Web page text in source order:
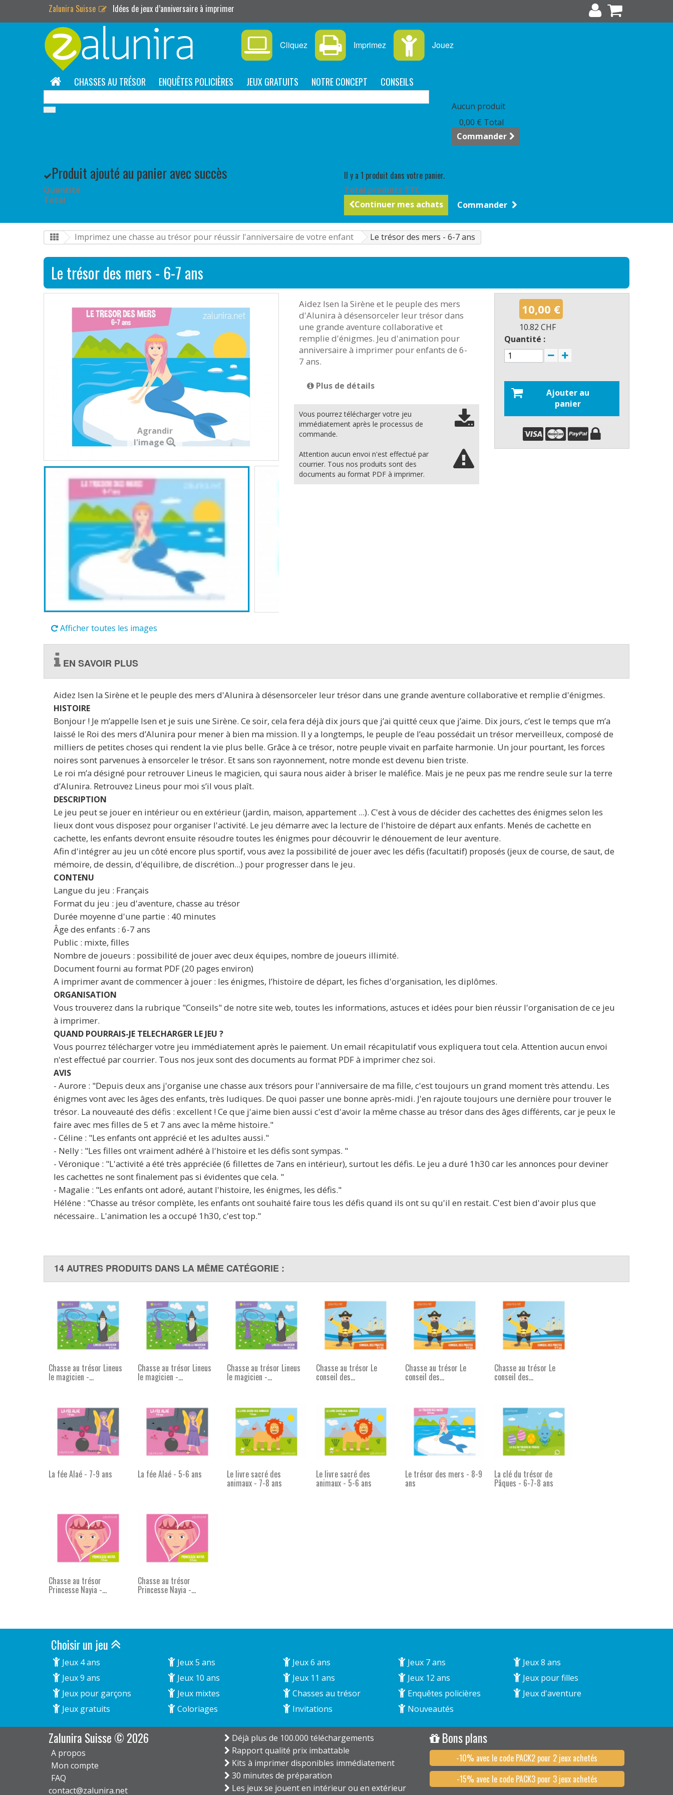
Zalunira Suisse Idées de jeux d’anniversaire à imprimer
Cliquez Imprimez Jouez
CHASSES AU TRÉSOR ENQUÊTES POLICIÈRES JEUX GRATUITS NOTRE CONCEPT CONSEILS
Aucun produit
0,00 € Total
Commander
Produit ajouté au panier avec succès
Quantité
Total
Il y a 1 produit dans votre panier.
Total produits TTC
Continuer mes achats
Commander
Imprimez une chasse au trésor pour réussir l'anniversaire de votre enfant Le trésor des mers - 6-7 ans
Le trésor des mers - 6-7 ans
Agrandir
l'image
Afficher toutes les images
Aidez Isen la Sirène et le peuple des mers
d'Alunira à désensorceler leur trésor dans
une grande aventure collaborative et
remplie d'énigmes. Jeu d'animation pour
anniversaire à imprimer pour enfants de 6-
7 ans.
Plus de détails
Vous pourrez télécharger votre jeu
immédiatement après le processus de
commande.
Attention aucun envoi n'est effectué par
courrier. Tous nos produits sont des
documents au format PDF à imprimer.
10,00 €
10.82 CHF
Quantité :
Ajouter au
panier
EN SAVOIR PLUS
Aidez Isen la Sirène et le peuple des mers d'Alunira à désensorceler leur trésor dans une grande aventure collaborative et remplie d'énigmes.
HISTOIRE
Bonjour ! Je m’appelle Isen et je suis une Sirène. Ce soir, cela fera déjà dix jours que j’ai quitté ceux que j’aime. Dix jours, c’est le temps que m’a
laissé le Roi des mers d’Alunira pour mener à bien ma mission. Il y a longtemps, le peuple de l’eau possédait un trésor merveilleux, composé de
milliers de petites choses qui rendent la vie plus belle. Grâce à ce trésor, notre peuple vivait en parfaite harmonie. Un jour pourtant, les forces
noires sont parvenues à ensorceler le trésor. Et sans son rayonnement, notre monde est devenu bien triste.
Le roi m’a désigné pour retrouver Lineus le magicien, qui saura nous aider à briser le maléfice. Mais je ne peux pas me rendre seule sur la terre
d’Alunira. Retrouvez Lineus pour moi s’il vous plaît.
DESCRIPTION
Le jeu peut se jouer en intérieur ou en extérieur (jardin, maison, appartement ...). C'est à vous de décider des cachettes des énigmes selon les
lieux dont vous disposez pour organiser l'activité. Le jeu démarre avec la lecture de l'histoire de départ aux enfants. Menés de cachette en
cachette, les enfants devront ensuite résoudre toutes les énigmes pour découvrir le dénouement de leur aventure.
Afin d'intégrer au jeu un côté encore plus sportif, vous avez la possibilité de jouer avec les défis (facultatif) proposés (jeux de course, de saut, de
mémoire, de dessin, d'équilibre, de discrétion...) pour progresser dans le jeu.
CONTENU
Langue du jeu : Français
Format du jeu : jeu d'aventure, chasse au trésor
Durée moyenne d'une partie : 40 minutes
Âge des enfants : 6-7 ans
Public : mixte, filles
Nombre de joueurs : possibilité de jouer avec deux équipes, nombre de joueurs illimité.
Document fourni au format PDF (20 pages environ)
A imprimer avant de commencer à jouer : les énigmes, l’histoire de départ, les fiches d'organisation, les diplômes.
ORGANISATION
Vous trouverez dans la rubrique "Conseils" de notre site web, toutes les informations, astuces et idées pour bien réussir l'organisation de ce jeu
à imprimer.
QUAND POURRAIS-JE TELECHARGER LE JEU ?
Vous pourrez télécharger votre jeu immédiatement après le paiement. Un email récapitulatif vous expliquera tout cela. Attention aucun envoi
n'est effectué par courrier. Tous nos jeux sont des documents au format PDF à imprimer chez soi.
AVIS
- Aurore : "Depuis deux ans j'organise une chasse aux trésors pour l'anniversaire de ma fille, c'est toujours un grand moment très attendu. Les
énigmes vont avec les âges des enfants, très ludiques. De quoi passer une bonne après-midi. J'en rajoute toujours une dernière pour trouver le
trésor. La nouveauté des défis : excellent ! Ce que j'aime bien aussi c'est d'avoir la même chasse au trésor dans des âges différents, car je peux le
faire avec mes filles de 5 et 7 ans avec la même histoire."
- Céline : "Les enfants ont apprécié et les adultes aussi."
- Nelly : "Les filles ont vraiment adhéré à l'histoire et les défis sont sympas. "
- Véronique : "L'activité a été très appréciée (6 fillettes de 7ans en intérieur), surtout les défis. Le jeu a duré 1h30 car les annonces pour deviner
les cachettes ne sont finalement pas si évidentes que cela. "
- Magalie : "Les enfants ont adoré, autant l'histoire, les énigmes, les défis."
Héléne : "Chasse au trésor complète, les enfants ont souhaité faire tous les défis quand ils ont su qu'il en restait. C'est bien d'avoir plus que
nécessaire.. L'animation les a occupé 1h30, c'est top."
14 AUTRES PRODUITS DANS LA MÊME CATÉGORIE :
Chasse au trésor Lineus
le magicien -...
Chasse au trésor Lineus
le magicien -...
Chasse au trésor Lineus
le magicien -...
Chasse au trésor Le
conseil des...
Chasse au trésor Le
conseil des...
Chasse au trésor Le
conseil des...
La fée Alaé - 7-9 ans La fée Alaé - 5-6 ans Le livre sacré des
animaux - 7-8 ans
Le livre sacré des
animaux - 5-6 ans
Le trésor des mers - 8-9
ans
La clé du trésor de
Pâques - 6-7-8 ans
Chasse au trésor
Princesse Nayia -...
Chasse au trésor
Princesse Nayia -...
Choisir un jeu
Jeux 4 ans Jeux 5 ans Jeux 6 ans Jeux 7 ans
Jeux 8 ans
Jeux 9 ans
Jeux 10 ans Jeux 11 ans Jeux 12 ans
Jeux pour filles
Jeux pour garçons
Jeux mixtes Chasses au trésor Enquêtes policières
Jeux d'aventure
Jeux gratuits
Coloriages Invitations Nouveautés
Zalunira Suisse © 2026
A propos
Mon compte
FAQ
contact@zalunira.net
Déjà plus de 100.000 téléchargements
Rapport qualité prix imbattable
Kits à imprimer disponibles immédiatement
30 minutes de préparation
Les jeux se jouent en intérieur ou en extérieur
Bons plans
-10% avec le code PACK2 pour 2 jeux achetés
-15% avec le code PACK3 pour 3 jeux achetés